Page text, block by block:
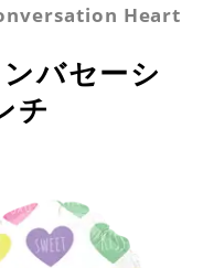
Heart
バセーシ
チ